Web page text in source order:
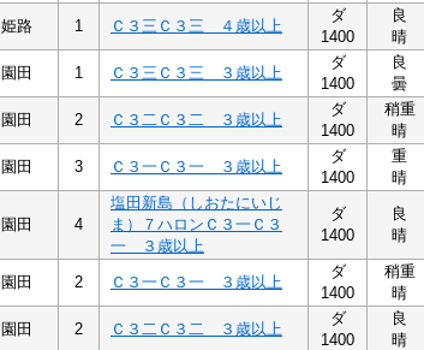
姫路 1 Ｃ３三Ｃ３三 ４歳以上
ダ
1400
良
晴
園田 1 Ｃ３三Ｃ３三 ３歳以上
ダ
1400
良
曇
園田 2 Ｃ３二Ｃ３二 ３歳以上
ダ
1400
稍重
晴
園田 3 Ｃ３一Ｃ３一 ３歳以上
ダ
1400
重
晴
園田 4
塩田新島（しおたにいじ
ま）７ハロンＣ３一Ｃ３
一 ３歳以上
ダ
1400
良
晴
園田 2 Ｃ３一Ｃ３一 ３歳以上
ダ
1400
稍重
晴
園田 2 Ｃ３二Ｃ３二 ３歳以上
ダ
1400
良
晴